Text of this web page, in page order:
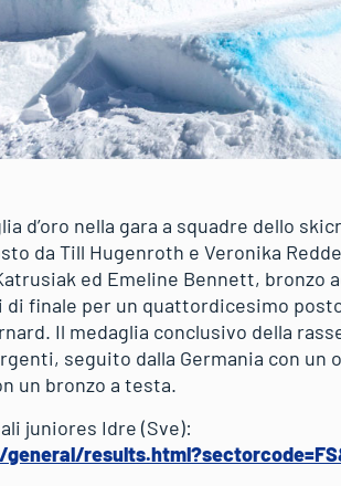
d’oro nella gara a squadre dello
da Till Hugenroth e Veronika
ed Emeline Bennett, bronzo
finale per un quattordicesimo
Il medaglia conclusivo della
seguito dalla Germania con un
un bronzo a testa.
juniores Idre (Sve):